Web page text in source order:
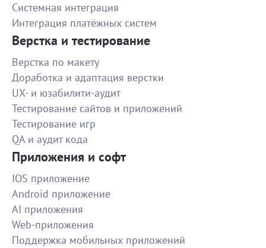
Все было выполнено по договорённостям
Создать инфографику на основании
Гибкое реагирование на потребности заказчика. С
заданием прекрасно справилась. Спасибо!
500
Создание 2-минутного промо-ролика
очень крутой исполнитель. Все сделала быстро, с
профессионализм. Буду обращаться еще!!
1200
Курьер для доставки продуктов девуш
Все супер!
Системная интеграция
Интеграция платёжных систем
Верстка и тестирование
Верстка по макету
Доработка и адаптация верстки
UX- и юзабилити-аудит
Тестирование сайтов и приложений
Тестирование игр
QA и аудит кода
Приложения и софт
IOS приложение
Android приложение
AI приложения
Web-приложения
Поддержка мобильных приложений